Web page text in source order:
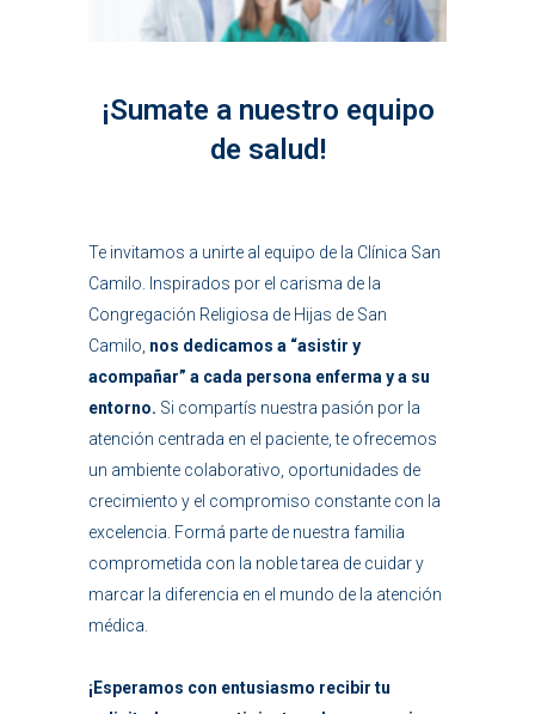
¡Sumate a nuestro equipo
de salud!
Te invitamos a unirte al equipo de la Clínica San
Camilo. Inspirados por el carisma de la
Congregación Religiosa de Hijas de San
Camilo, nos dedicamos a “asistir y
acompañar” a cada persona enferma y a su
entorno. Si compartís nuestra pasión por la
atención centrada en el paciente, te ofrecemos
un ambiente colaborativo, oportunidades de
crecimiento y el compromiso constante con la
excelencia. Formá parte de nuestra familia
comprometida con la noble tarea de cuidar y
marcar la diferencia en el mundo de la atención
médica.
¡Esperamos con entusiasmo recibir tu